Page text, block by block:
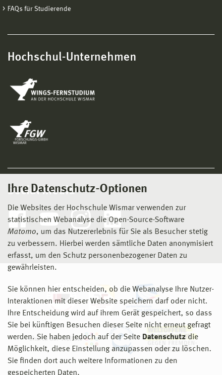
Ihre Datenschutz-Optionen
Die Websites der Hochschule Wismar verwenden zur
statistischen Webanalyse die Open-Source-Software
Matomo, um das Nutzererlebnis für Sie als Besucher stetig
zu verbessern. Hierbei werden sämtliche Daten anonymisiert
erfasst, um den Schutz personenbezogener Daten zu
gewährleisten.
Sie können hier entscheiden, ob die Webanalyse Ihre Nutzer-
Interaktionen mit dieser Website speichern darf oder nicht.
Ihre Entscheidung wird auf ihrem Gerät gespeichert, so dass
Sie bei künftigen Besuchen dieser Seite nicht erneut gefragt
werden. Sie haben jedoch auf der Seite Datenschutz die
Möglichkeit, diese Einstellung anzupassen oder zu löschen.
Sie finden dort auch weitere Informationen zu den
gespeicherten Daten.
FAQs für Studierende
Hochschul-Unternehmen
Social Media